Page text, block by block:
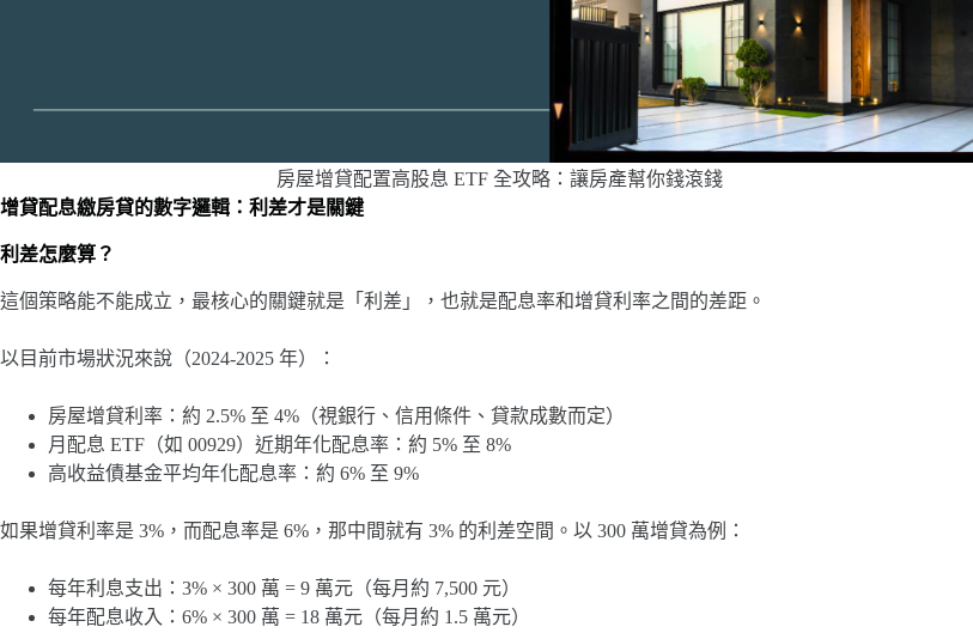
房屋增貸配置高股息 ETF 全攻略：讓房產幫你錢滾錢
增貸配息繳房貸的數字邏輯：利差才是關鍵
利差怎麼算？
這個策略能不能成立，最核心的關鍵就是「利差」，也就是配息率和增貸利率之間的差距。
以目前市場狀況來說（2024-2025 年）：
房屋增貸利率：約 2.5% 至 4%（視銀行、信用條件、貸款成數而定）
月配息 ETF（如 00929）近期年化配息率：約 5% 至 8%
高收益債基金平均年化配息率：約 6% 至 9%
如果增貸利率是 3%，而配息率是 6%，那中間就有 3% 的利差空間。以 300 萬增貸為例：
每年利息支出：3% × 300 萬 = 9 萬元（每月約 7,500 元）
每年配息收入：6% × 300 萬 = 18 萬元（每月約 1.5 萬元）